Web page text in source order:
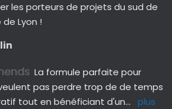
les porteurs de projets du sud de
Lyon !
La formule parfaite pour
pas perdre trop de de temps
tout en bénéficiant d'un... plus